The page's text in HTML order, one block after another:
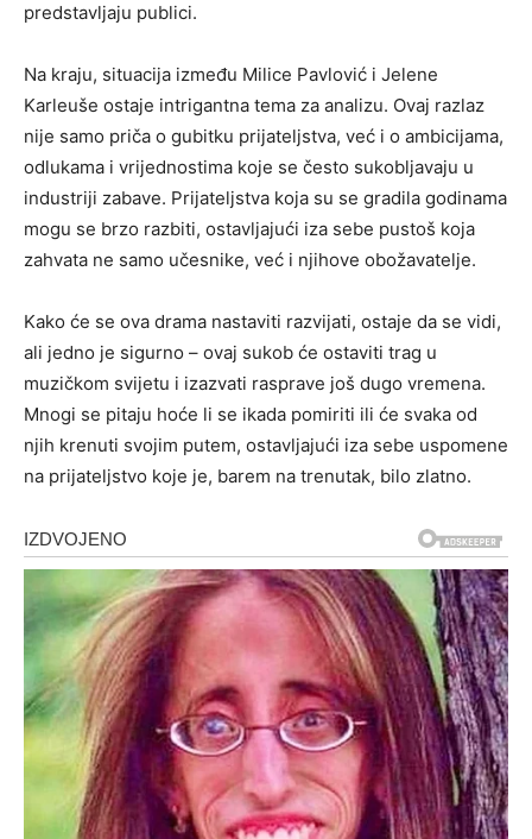
predstavljaju publici.
Na kraju, situacija između Milice Pavlović i Jelene
Karleuše ostaje intrigantna tema za analizu. Ovaj razlaz
nije samo priča o gubitku prijateljstva, već i o ambicijama,
odlukama i vrijednostima koje se često sukobljavaju u
industriji zabave. Prijateljstva koja su se gradila godinama
mogu se brzo razbiti, ostavljajući iza sebe pustoš koja
zahvata ne samo učesnike, već i njihove obožavatelje.
Kako će se ova drama nastaviti razvijati, ostaje da se vidi,
ali jedno je sigurno – ovaj sukob će ostaviti trag u
muzičkom svijetu i izazvati rasprave još dugo vremena.
Mnogi se pitaju hoće li se ikada pomiriti ili će svaka od
njih krenuti svojim putem, ostavljajući iza sebe uspomene
na prijateljstvo koje je, barem na trenutak, bilo zlatno.